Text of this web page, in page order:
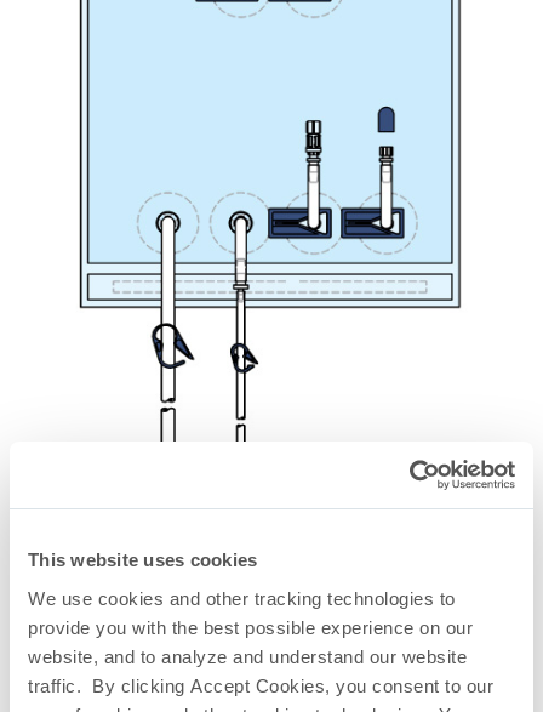
This website uses cookies
We use cookies and other tracking technologies to
provide you with the best possible experience on our
website, and to analyze and understand our website
traffic. By clicking Accept Cookies, you consent to our
Film multistrato in PVDF FluoroFlex®